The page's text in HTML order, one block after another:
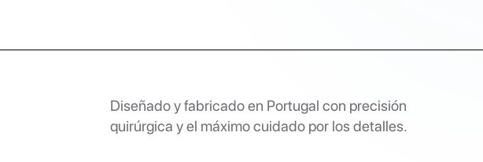
Diseñado y fabricado en Portugal con precisión
quirúrgica y el máximo cuidado por los detalles.